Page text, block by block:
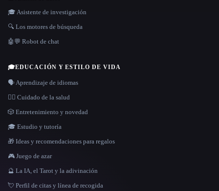
🎓 Asistente de investigación
🔍 Los motores de búsqueda
🤖💬 Robot de chat
🎓EDUCACIÓN Y ESTILO DE VIDA
🗣️ Aprendizaje de idiomas
👩‍⚕️ Cuidado de la salud
🎲 Entretenimiento y novedad
🎓 Estudio y tutoría
🎁 Ideas y recomendaciones para regalos
🎮 Juego de azar
🔮 La IA, el Tarot y la adivinación
💘 Perfil de citas y línea de recogida